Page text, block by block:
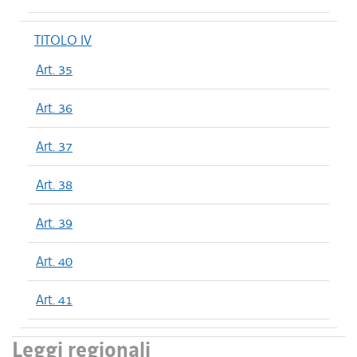
TITOLO IV
Art. 35
Art. 36
Art. 37
Art. 38
Art. 39
Art. 40
Art. 41
Leggi regionali